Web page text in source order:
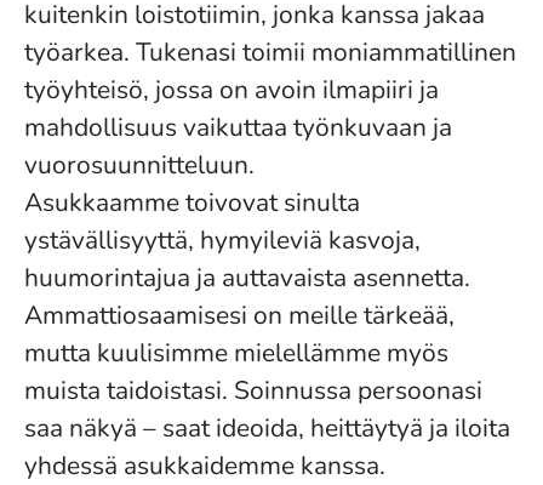
kuitenkin loistotiimin, jonka kanssa jakaa
työarkea. Tukenasi toimii moniammatillinen
työyhteisö, jossa on avoin ilmapiiri ja
mahdollisuus vaikuttaa työnkuvaan ja
vuorosuunnitteluun.
Asukkaamme toivovat sinulta
ystävällisyyttä, hymyileviä kasvoja,
huumorintajua ja auttavaista asennetta.
Ammattiosaamisesi on meille tärkeää,
mutta kuulisimme mielellämme myös
muista taidoistasi. Soinnussa persoonasi
saa näkyä – saat ideoida, heittäytyä ja iloita
yhdessä asukkaidemme kanssa.